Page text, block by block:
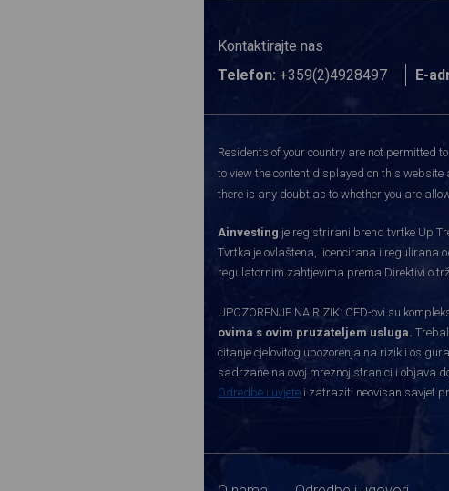
Kontaktirajte nas
Telefon: +359(2)4928497 E-
Residents of your country are not permitted
to view the content displayed on this
there is any doubt as to whether you are
Ainvesting je registrirani brend tvrtke Up
Tvrtka je ovlaštena, licencirana i regulirana
regulatornim zahtjevima prema Direktivi o
UPOZORENJE NA RIZIK: CFD-ovi su
ovima s ovim pruzateljem usluga.
citanje cjelovitog upozorenja na rizik i
sadrzane na ovoj mreznoj stranici i objava
Odredbe i uvjete i zatraziti neovisan savjet